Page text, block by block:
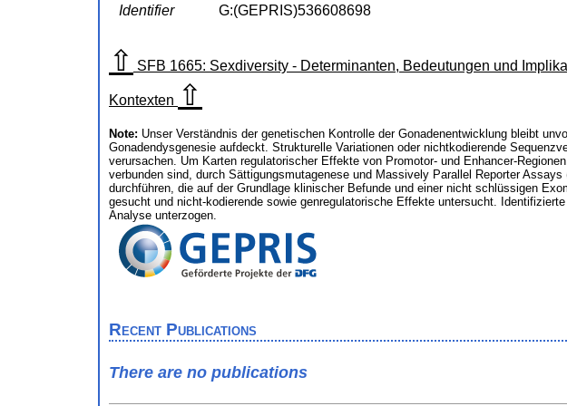
Identifier G:(GEPRIS)536608698
⇧ SFB 1665: Sexdiversity - Determinanten, Bedeutungen und
Kontexten ⇧
Note: Unser Verständnis der genetischen Kontrolle der Gonadenentwicklung bleibt
Gonadendysgenesie aufdeckt. Strukturelle Variationen oder nichtkodierende
verursachen. Um Karten regulatorischer Effekte von Promotor- und Enhancer-
verbunden sind, durch Sättigungsmutagenese und Massively Parallel Reporter
durchführen, die auf der Grundlage klinischer Befunde und einer nicht schlüssigen
gesucht und nicht-kodierende sowie genregulatorische Effekte untersucht.
Analyse unterzogen.
Recent Publications
There are no publications